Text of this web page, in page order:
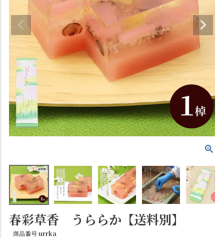
春彩草香 うららか【送料別】
商品番号urrka